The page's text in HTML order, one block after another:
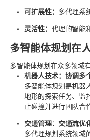
可扩展性： 多代理系
灵活性： 代理的智能
多智能体规划在
多智能体规划在众多领域
机器人技术：协调多
多智能体规划是机器
地形的探索任务、监
止碰撞并进行团队合
交通管理：交通流优
多代理规划系统领域